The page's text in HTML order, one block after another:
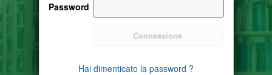
Password
Hai dimenticato la password ?